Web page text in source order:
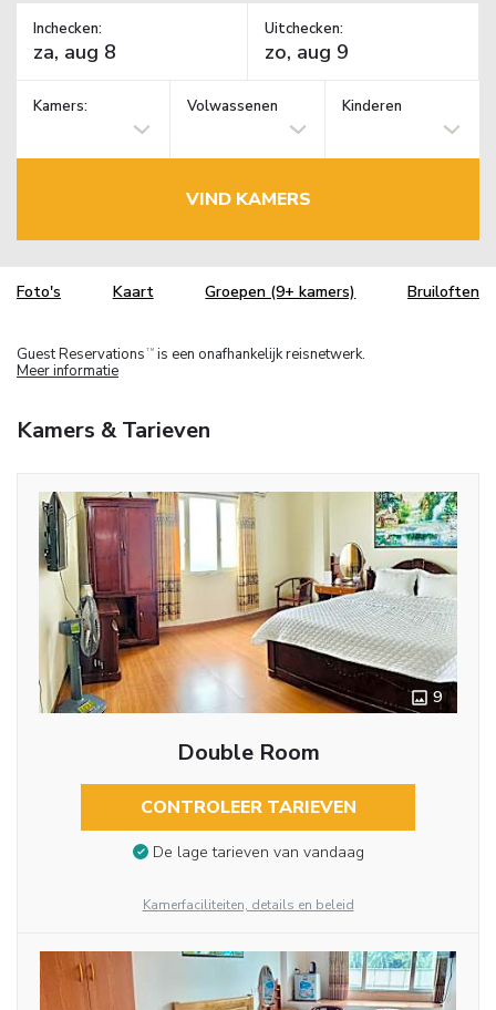
Inchecken: Uitchecken:
Kamers: Volwassenen Kinderen
VIND KAMERS
Foto's Kaart Groepen (9+ kamers) Bruiloften
Guest Reservations TM is een onafhankelijk reisnetwerk.
Meer informatie
Kamers & Tarieven
9
Double Room
CONTROLEER TARIEVEN
De lage tarieven van vandaag
Kamerfaciliteiten, details en beleid